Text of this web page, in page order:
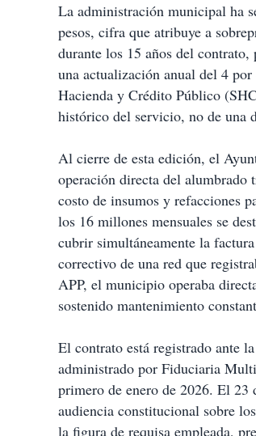
La administración municipal ha
pesos, cifra que atribuye a
durante los 15 años del
una actualización anual del 4
Hacienda y Crédito Público
histórico del servicio, no de una
Al cierre de esta edición, el
operación directa del alumbrado
costo de insumos y refacciones
los 16 millones mensuales se
cubrir simultáneamente la
correctivo de una red que
APP, el municipio operaba
sostenido mantenimiento
El contrato está registrado ante
administrado por Fiduciaria
primero de enero de 2026. El 23
audiencia constitucional sobre
la figura de requisa empleada,